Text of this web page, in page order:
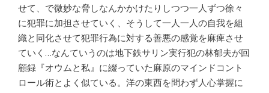
せて、で微妙な脅しなんかかけたりしつつ一人ずつ徐々
に犯罪に加担させていく、そうして一人一人の自我を組
織と同化させて犯罪行為に対する善悪の感覚を麻痺させ
ていく…なんていうのは地下鉄サリン実行犯の林郁夫が回
顧録『オウムと私』に綴っていた麻原のマインドコント
ロール術とよく似ている。洋の東西を問わず人心掌握に